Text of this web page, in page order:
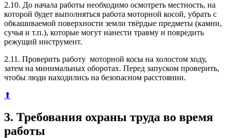
2.10. До начала работы необходимо осмотреть местность, на
которой будет выполняться работа моторной косой, убрать с
обкашиваемой поверхности земли твёрдые предметы (камни,
сучья и т.п.), которые могут нанести травму и повредить
режущий инструмент.
2.11. Проверить работу моторной косы на холостом ходу,
затем на минимальных оборотах. Перед запуском проверить,
чтобы люди находились на безопасном расстоянии.
⬆
3. Требования охраны труда во время
работы